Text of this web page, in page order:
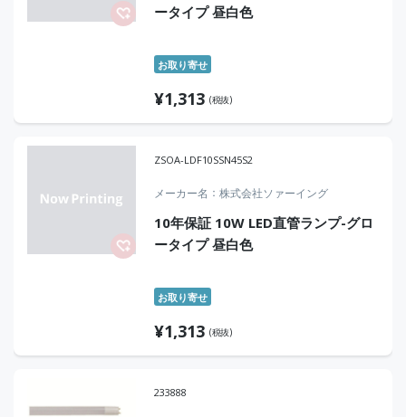
ータイプ 昼白色
お取り寄せ
¥1,313 (税抜)
ZSOA-LDF10SSN45S2
メーカー名 株式会社ソァーイング
10年保証 10W LED直管ランプ-グロ
ータイプ 昼白色
お取り寄せ
¥1,313 (税抜)
233888